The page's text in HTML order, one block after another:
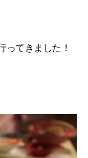
ってきました！